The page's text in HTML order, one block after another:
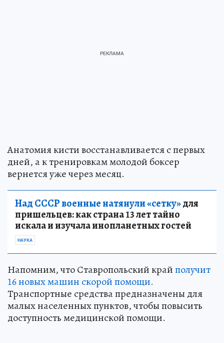
Анатомия кисти восстанавливается с первых
дней, а к тренировкам молодой боксер
вернется уже через месяц.
Над СССР военные натянули «сетку»для
пришельцев: как страна 13 лет тайно
искала и изучала инопланетных гостей
НАУКА
Напомним, что Ставропольский крайполучит
16 новых машин скорой помощи.
Транспортные средства предназначены для
малых населенных пунктов, чтобы повысить
доступность медицинской помощи.